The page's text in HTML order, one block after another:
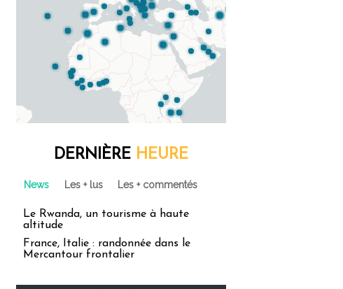
DERNIÈRE HEURE
News Les + lus Les + commentés
Le Rwanda, un tourisme à haute
altitude
France, Italie : randonnée dans le
Mercantour frontalier